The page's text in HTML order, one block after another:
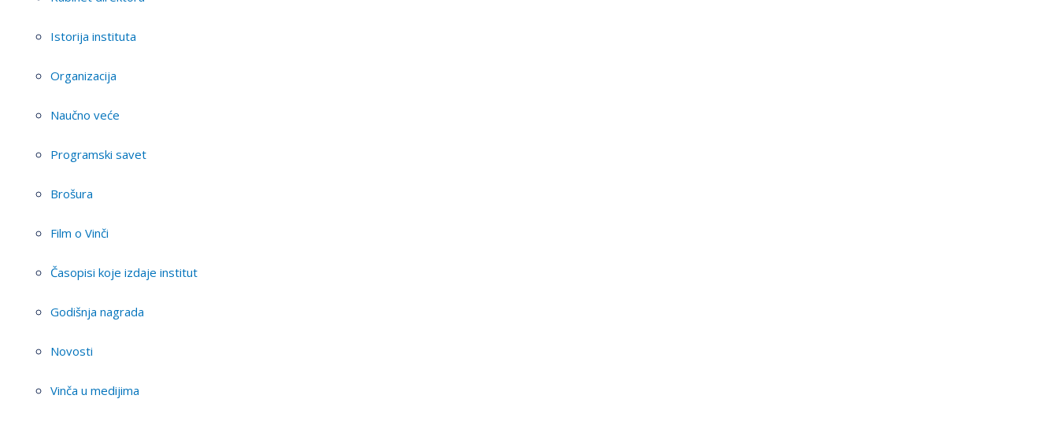
Istorija instituta
Organizacija
Naučno veće
Programski savet
Brošura
Film o Vinči
Časopisi koje izdaje institut
Godišnja nagrada
Novosti
Vinča u medijima